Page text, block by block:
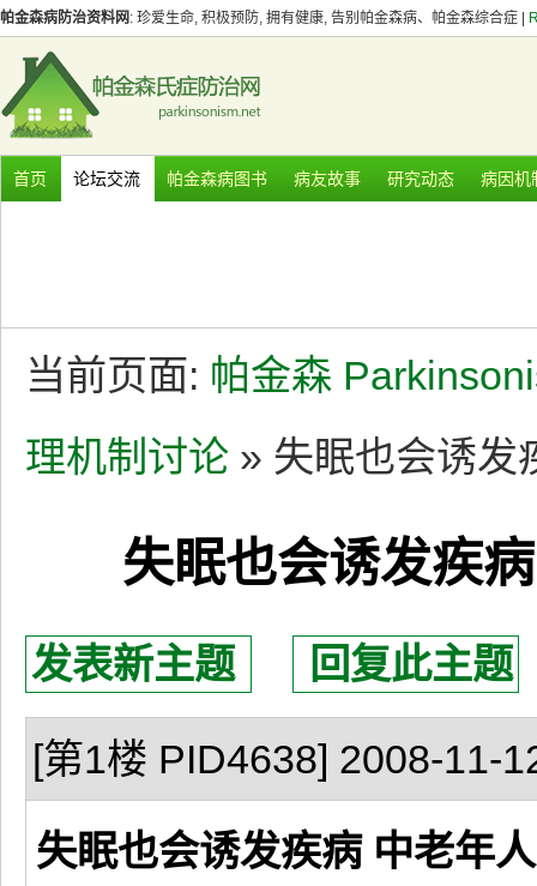
帕金森病防治资料网 : 珍爱生命, 积极预防, 拥有健康, 告别帕金森病、帕金森综合症 |
首页 论坛交流 帕金森病图书 病友故事 研究动态 病因机
当前页面: 帕金森
理机制讨论 » 失眠也会诱发
失眠也会诱发疾
发表新主题 回复此主题
[第1楼 PID4638] 2008-11-
失眠也会诱发疾病 中老年